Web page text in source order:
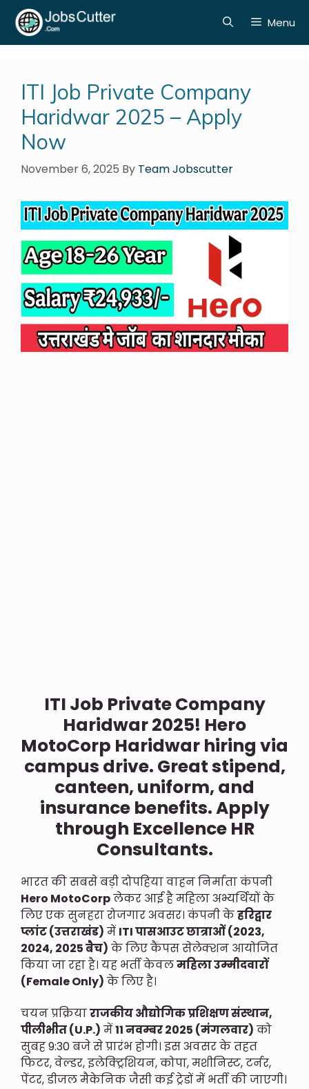
Menu
ITI Job Private Company
Haridwar 2025 – Apply
Now
November 6, 2025 By Team Jobscutter
ITI Job Private Company
Haridwar 2025! Hero
MotoCorp Haridwar hiring via
campus drive. Great stipend,
canteen, uniform, and
insurance benefits. Apply
through Excellence HR
Consultants.
भारत की सबसे बड़ी दोपहिया वाहन निर्माता कंपनी
Hero MotoCorpलेकर आई है महिला अभ्यर्थियों के
लिए एक सुनहरा रोजगार अवसर। कंपनी केहरिद्वार
प्लांट (उत्तराखंड) में ITI पासआउट छात्राओं (2023,
2024, 2025 बैच) के लिए कैंपस सेलेक्शन आयोजित
किया जा रहा है। यह भर्ती केवलमहिला उम्मीदवारों
(Female Only) के लिए है।
चयन प्रक्रियाराजकीय औद्योगिक प्रशिक्षण संस्थान,
पीलीभीत (U.P.) में11 नवम्बर 2025 (मंगलवार) को
सुबह 9:30 बजे से प्रारंभ होगी। इस अवसर के तहत
फिटर, वेल्डर, इलेक्ट्रिशियन, कोपा, मशीनिस्ट, टर्नर,
पेंटर, डीजल मैकेनिक जैसी कई ट्रेडों में भर्ती की जाएगी।